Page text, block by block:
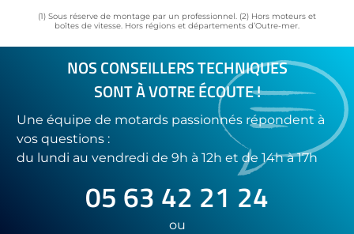
(1) Sous réserve de montage par un professionnel. (2) Hors moteurs et
boîtes de vitesse. Hors régions et départements d’Outre-mer.
NOS CONSEILLERS TECHNIQUES
SONT À VOTRE ÉCOUTE !
Une équipe de motards passionnés répondent à
vos questions :
du lundi au vendredi de 9h à 12h et de 14h à 17h
05 63 42 21 24
ou